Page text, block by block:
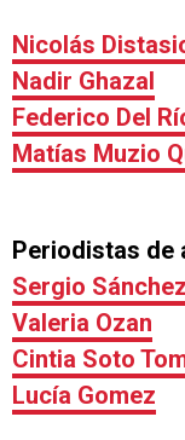
Nicolás
Nadir Ghazal
Federico Del
Matías Muzio
Periodistas de
Sergio
Valeria Ozan
Cintia Soto
Lucía Gomez